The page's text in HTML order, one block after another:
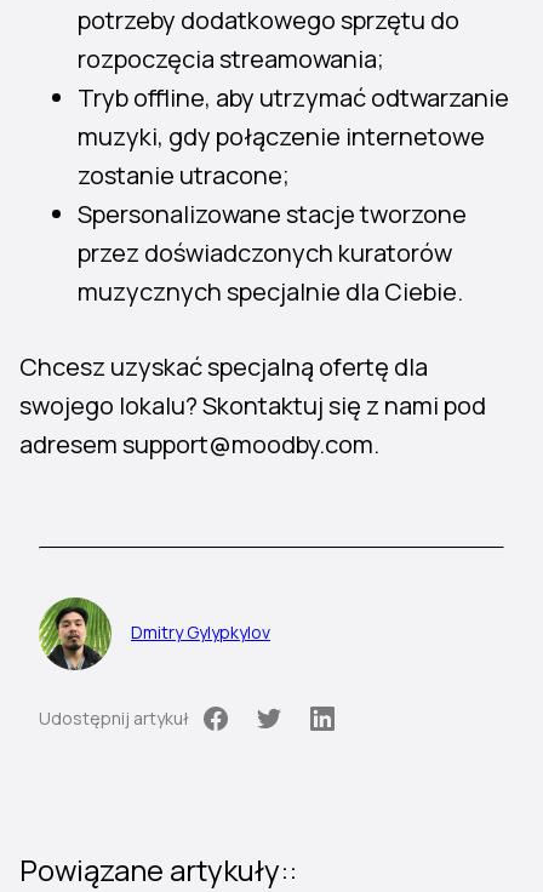
potrzeby dodatkowego sprzętu do
rozpoczęcia streamowania;
Tryb offline, aby utrzymać odtwarzanie
muzyki, gdy połączenie internetowe
zostanie utracone;
Spersonalizowane stacje tworzone
przez doświadczonych kuratorów
muzycznych specjalnie dla Ciebie.
Chcesz uzyskać specjalną ofertę dla
swojego lokalu? Skontaktuj się z nami pod
adresem support@moodby.com.
Dmitry Gylypkylov
Udostępnij artykuł
Powiązane artykuły::